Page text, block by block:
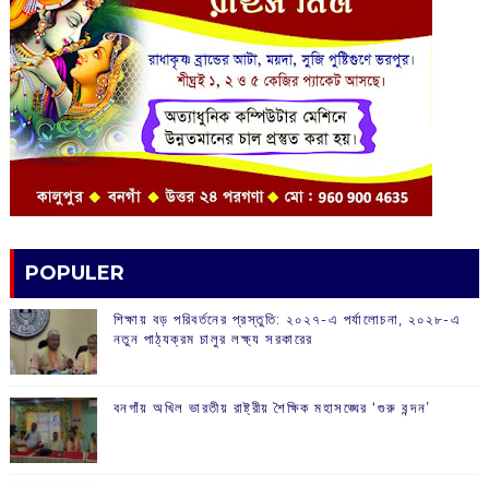
POPULER
শিক্ষায় বড় পরিবর্তনের প্রস্তুতি: ২০২৭-এ পর্যালোচনা, ২০২৮-এ
নতুন পাঠ্যক্রম চালুর লক্ষ্য সরকারের
বনগাঁয় অখিল ভারতীয় রাষ্ট্রীয় শৈক্ষিক মহাসঙ্ঘের ‘গুরু বন্দন’